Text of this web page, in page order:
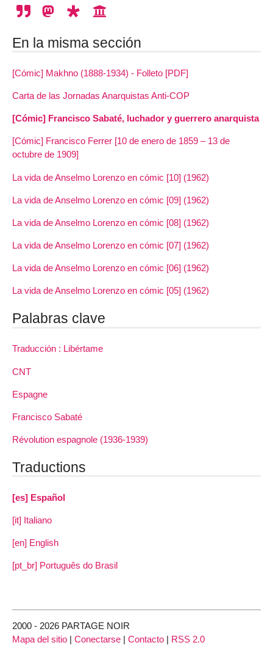
En la misma sección
[Cómic] Makhno (1888-1934) - Folleto [PDF]
Carta de las Jornadas Anarquistas Anti-COP
[Cómic] Francisco Sabaté, luchador y guerrero anarquista
[Cómic] Francisco Ferrer [10 de enero de 1859 – 13 de
octubre de 1909]
La vida de Anselmo Lorenzo en cómic [10] (1962)
La vida de Anselmo Lorenzo en cómic [09] (1962)
La vida de Anselmo Lorenzo en cómic [08] (1962)
La vida de Anselmo Lorenzo en cómic [07] (1962)
La vida de Anselmo Lorenzo en cómic [06] (1962)
La vida de Anselmo Lorenzo en cómic [05] (1962)
Palabras clave
Traducción : Libértame
CNT
Espagne
Francisco Sabaté
Révolution espagnole (1936-1939)
Traductions
[es] Español
[it] Italiano
[en] English
[pt_br] Português do Brasil
2000 - 2026 PARTAGE NOIR
Mapa del sitio
Conectarse Contacto RSS 2.0